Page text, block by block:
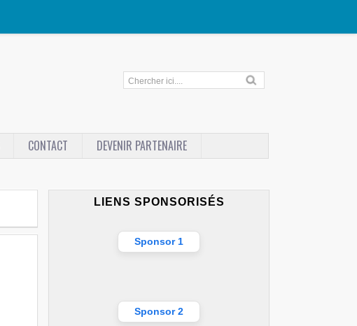
CONTACT
DEVENIR PARTENAIRE
LIENS SPONSORISÉS
Sponsor 1
Sponsor 2